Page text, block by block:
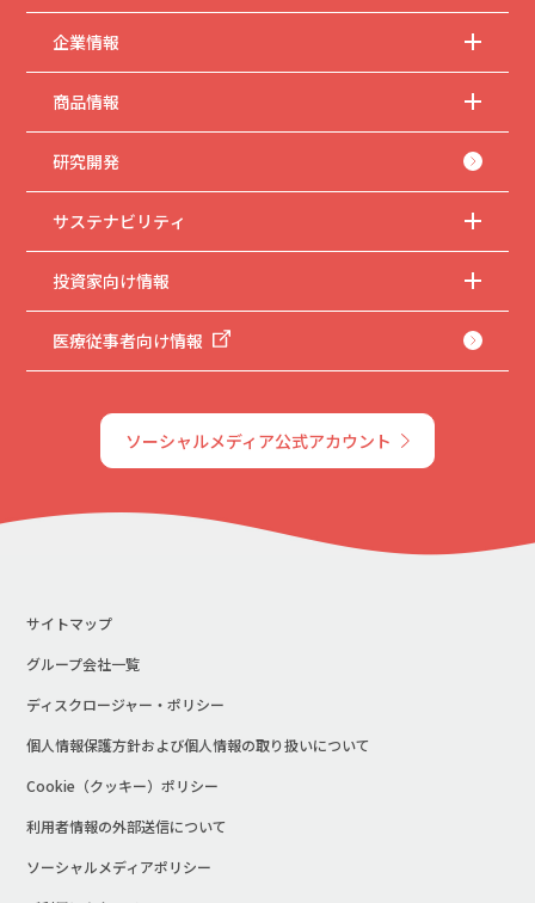
企業情報
商品情報
研究開発
サステナビリティ
投資家向け情報
医療従事者向け情報
ソーシャルメディア公式アカウント
サイトマップ
グループ会社一覧
ディスクロージャー・ポリシー
個人情報保護方針および個人情報の取り扱いについて
Cookie（クッキー）ポリシー
利用者情報の外部送信について
ソーシャルメディアポリシー